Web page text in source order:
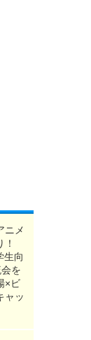
ニメ
生向
を
×ビ
ャッ